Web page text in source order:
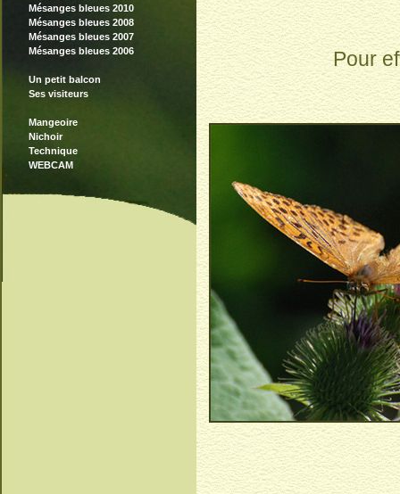
Mésanges bleues 2010
Mésanges bleues 2008
Mésanges bleues 2007
Mésanges bleues 2006
Un petit balcon
Ses visiteurs
Mangeoire
Nichoir
Technique
WEBCAM
Pour